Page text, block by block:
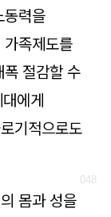
동력을
족제도를
절감할 수
에게
기적으로도
몸과 성을